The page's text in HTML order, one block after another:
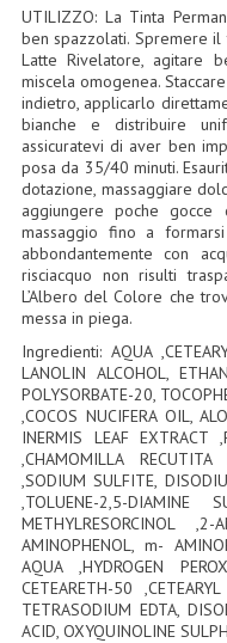
UTILIZZO: La Tinta
ben spazzolati. Spremere
Latte Rivelatore, agitare
miscela omogenea.
indietro, applicarlo
bianche e distribuire
assicuratevi di aver ben
posa da 35/40 minuti.
dotazione, massaggiare
aggiungere poche
massaggio fino a
abbondantemente con
risciacquo non risulti
L’Albero del Colore che
messa in piega.
Ingredienti: AQUA
LANOLIN ALCOHOL,
POLYSORBATE-20,
,COCOS NUCIFERA OIL,
INERMIS LEAF EXTRACT
,CHAMOMILLA
,SODIUM SULFITE,
,TOLUENE-2,5-DIAMINE
METHYLRESORCINOL ,2-
AMINOPHENOL, m-
AQUA ,HYDROGEN
CETEARETH-50
TETRASODIUM EDTA,
ACID, OXYQUINOLINE